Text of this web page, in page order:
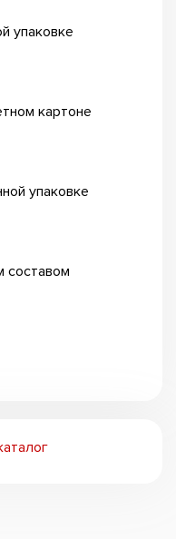
упаковке
картоне
упаковке
составом